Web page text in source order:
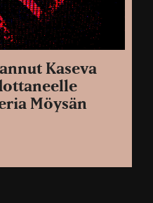
Kaseva
Möysän